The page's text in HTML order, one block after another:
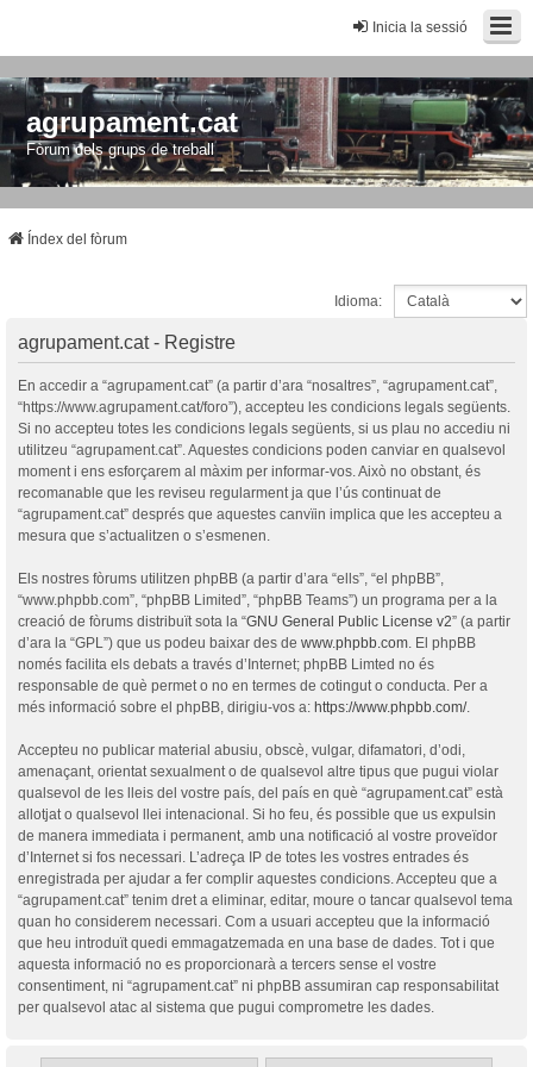
Inicia la sessió
agrupament.cat
Fòrum dels grups de treball
Índex del fòrum
Idioma:
agrupament.cat - Registre
En accedir a “agrupament.cat” (a partir d’ara “nosaltres”, “agrupament.cat”,
“https://www.agrupament.cat/foro”), accepteu les condicions legals següents.
Si no accepteu totes les condicions legals següents, si us plau no accediu ni
utilitzeu “agrupament.cat”. Aquestes condicions poden canviar en qualsevol
moment i ens esforçarem al màxim per informar-vos. Això no obstant, és
recomanable que les reviseu regularment ja que l’ús continuat de
“agrupament.cat” després que aquestes canvïin implica que les accepteu a
mesura que s’actualitzen o s’esmenen.
Els nostres fòrums utilitzen phpBB (a partir d’ara “ells”, “el phpBB”,
“www.phpbb.com”, “phpBB Limited”, “phpBB Teams”) un programa per a la
creació de fòrums distribuït sota la “GNU General Public License v2” (a partir
d’ara la “GPL”) que us podeu baixar des de www.phpbb.com . El phpBB
només facilita els debats a través d’Internet; phpBB Limted no és
responsable de què permet o no en termes de cotingut o conducta. Per a
més informació sobre el phpBB, dirigiu-vos a: https://www.phpbb.com/.
Accepteu no publicar material abusiu, obscè, vulgar, difamatori, d’odi,
amenaçant, orientat sexualment o de qualsevol altre tipus que pugui violar
qualsevol de les lleis del vostre país, del país en què “agrupament.cat” està
allotjat o qualsevol llei intenacional. Si ho feu, és possible que us expulsin
de manera immediata i permanent, amb una notificació al vostre proveïdor
d’Internet si fos necessari. L’adreça IP de totes les vostres entrades és
enregistrada per ajudar a fer complir aquestes condicions. Accepteu que a
“agrupament.cat” tenim dret a eliminar, editar, moure o tancar qualsevol tema
quan ho considerem necessari. Com a usuari accepteu que la informació
que heu introduït quedi emmagatzemada en una base de dades. Tot i que
aquesta informació no es proporcionarà a tercers sense el vostre
consentiment, ni “agrupament.cat” ni phpBB assumiran cap responsabilitat
per qualsevol atac al sistema que pugui comprometre les dades.